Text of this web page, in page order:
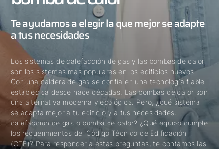
Te ayudamos a elegir la que mejor se adapte
a tus necesidades
Los sistemas de calefacción de gas y las bombas de calor
son los sistemas más populares en los edificios nuevos.
Con una caldera de gas se confía en una tecnología fiable
establecida desde hace décadas. Las bombas de calor son
una alternativa moderna y ecológica. Pero, ¿qué sistema
se adapta mejor a tu edificio y a tus necesidades:
calefacción de gas o bomba de calor? ¿Qué equipo cumple
los requerimientos del Código Técnico de Edificación
(CTE)? Para responder a estas preguntas, te contamos las